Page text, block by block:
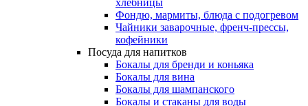
хлебницы
Фондю, мармиты, блюда с подогревом
Чайники заварочные, френч-прессы,
кофейники
Посуда для напитков
Бокалы для бренди и коньяка
Бокалы для вина
Бокалы для шампанского
Бокалы и стаканы для воды